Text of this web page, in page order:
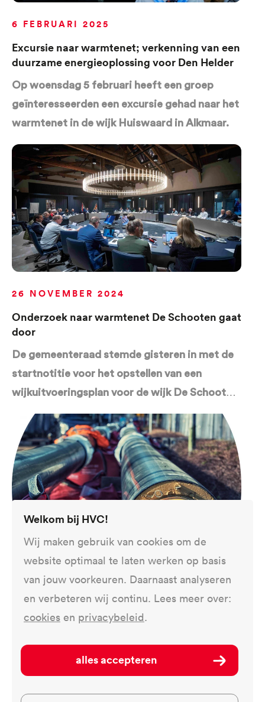
6 FEBRUARI 2025
Excursie naar warmtenet; verkenning van een
duurzame energieoplossing voor Den Helder
Op woensdag 5 februari heeft een groep
geïnteresseerden een excursie gehad naar het
warmtenet in de wijk Huiswaard in Alkmaar.
26 NOVEMBER 2024
Onderzoek naar warmtenet De Schooten gaat
door
De gemeenteraad stemde gisteren in met de
startnotitie voor het opstellen van een
wijkuitvoeringsplan voor de wijk De Schooten
in Den Helde
4 DECEMBER 2023
Monster
Een belangrijke mijlpaal in de ontwikkeling van
2 warmtenetten: Voor zowel Den Helder als
voor Monster heeft HVC de WIS-subsidie
toegekend gekregen
Welkom bij HVC!
Wij maken gebruik van cookies om de
website optimaal te laten werken op basis
van jouw voorkeuren. Daarnaast analyseren
en verbeteren wij continu. Lees meer over:
cookies en privacybeleid.
alles accepteren